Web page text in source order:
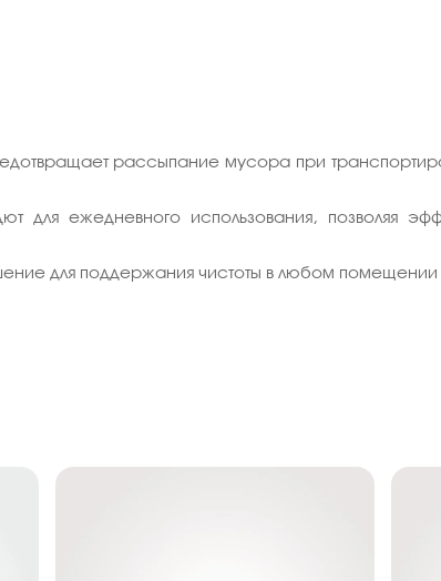
рассыпание мусора при
для ежедневного использования, позволяя
для поддержания чистоты в любом помещении